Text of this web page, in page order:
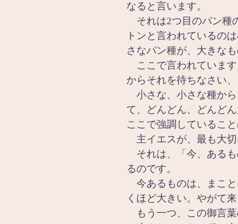
なると言います。
それは2つ目のパン種
トンと言われているの
さなパン種が、大きな
ここで言われています
からそれを待ちなさい
小さな、小さな種から
て、どんどん、どんど
ここで強調しているこ
主イエスが、最も大切
それは、「今、あるも
るのです。
今あるものは、まこと
くほど大きい。やがて
もう一つ、この御言葉